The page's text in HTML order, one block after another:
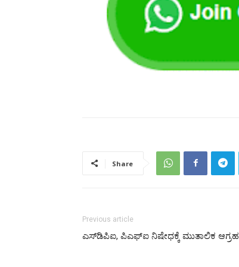
Share
Previous article
ಎಸ್‌ಡಿಪಿಐ, ಪಿಎಫ್‌ಐ ನಿಷೇಧಕ್ಕೆ ಮುತಾಲಿಕ ಆಗ್ರಹ